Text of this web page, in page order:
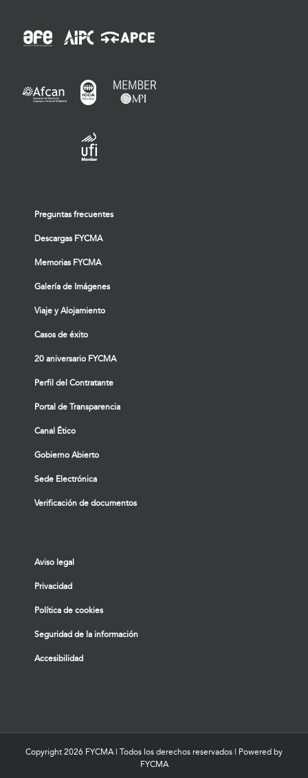
Preguntas frecuentes
Descargas FYCMA
Memorias FYCMA
Galería de Imágenes
Viaje y Alojamiento
Casos de éxito
20 aniversario FYCMA
Perfil del Contratante
Portal de Transparencia
Canal Ético
Gobierno Abierto
Sede Electrónica
Verificación de documentos
Aviso legal
Privacidad
Política de cookies
Seguridad de la información
Accesibilidad
Copyright 2026 FYCMA | Todos los derechos reservados | Powered by
FYCMA